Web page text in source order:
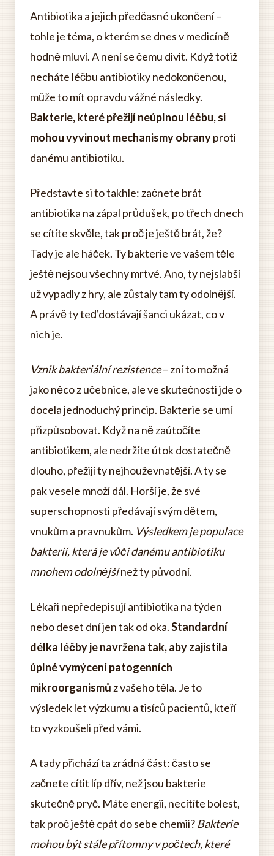
Antibiotika a jejich předčasné ukončení –
tohle je téma, o kterém se dnes v medicíně
hodně mluví. A není se čemu divit. Když totiž
necháte léčbu antibiotiky nedokončenou,
může to mít opravdu vážné následky.
Bakterie, které přežijí neúplnou léčbu, si
mohou vyvinout mechanismy obranyproti
danému antibiotiku.
Představte si to takhle: začnete brát
antibiotika na zápal průdušek, po třech dnech
se cítíte skvěle, tak proč je ještě brát, že?
Tady je ale háček. Ty bakterie ve vašem těle
ještě nejsou všechny mrtvé. Ano, ty nejslabší
už vypadly z hry, ale zůstaly tam ty odolnější.
A právě ty teď dostávají šanci ukázat, co v
nich je.
Vznik bakteriální rezistence– zní to možná
jako něco z učebnice, ale ve skutečnosti jde o
docela jednoduchý princip. Bakterie se umí
přizpůsobovat. Když na ně zaútočíte
antibiotikem, ale nedržíte útok dostatečně
dlouho, přežijí ty nejhouževnatější. A ty se
pak vesele množí dál. Horší je, že své
superschopnosti předávají svým dětem,
vnukům a pravnukům. Výsledkem je populace
bakterií, která je vůči danému antibiotiku
mnohem odolnějšínež ty původní.
Lékaři nepředepisují antibiotika na týden
nebo deset dní jen tak od oka.Standardní
délka léčby je navržena tak, aby zajistila
úplné vymýcení patogenních
mikroorganismů z vašeho těla. Je to
výsledek let výzkumu a tisíců pacientů, kteří
to vyzkoušeli před vámi.
A tady přichází ta zrádná část: často se
začnete cítit líp dřív, než jsou bakterie
skutečně pryč. Máte energii, necítíte bolest,
tak proč ještě cpát do sebe chemii? Bakterie
mohou být stále přítomny v počtech, které